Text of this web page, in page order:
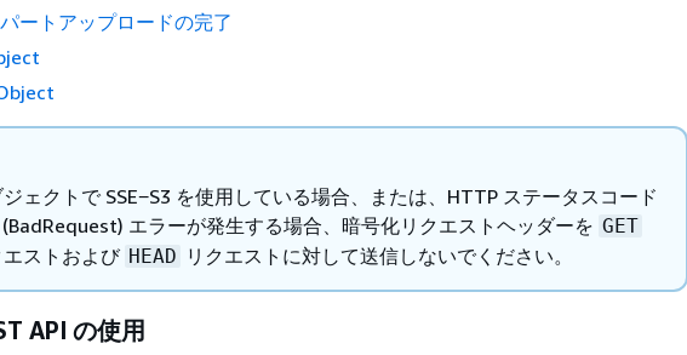
ートアップロードの完了
ェクトで SSE−S3 を使用している場合、または、HTTP ステータスコード
エラーが発生する場合、暗号化リクエストヘッダーを GET
エストおよび HEAD リクエストに対して送信しないでください。
API の使用